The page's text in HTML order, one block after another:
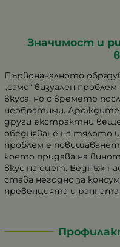
Значимост и
Първоначалното
„само“ визуален
вкуса, но с времето
необратими. Дрождите
други екстрактни
обедняване на тялото
проблем е
което придава на
вкус на оцет. Веднъж
става негодно за
превенцията и